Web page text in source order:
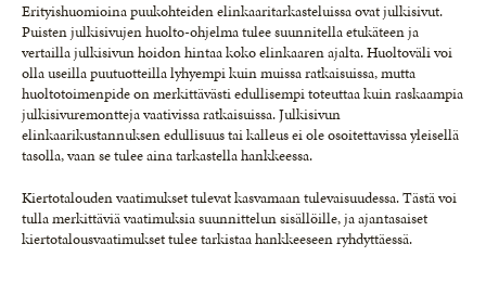
Erityishuomioina puukohteiden elinkaaritarkasteluissa ovat julkisivut.
Puisten julkisivujen huolto-ohjelma tulee suunnitella etukäteen ja
vertailla julkisivun hoidon hintaa koko elinkaaren ajalta. Huoltoväli voi
olla useilla puutuotteilla lyhyempi kuin muissa ratkaisuissa, mutta
huoltotoimenpide on merkittävästi edullisempi toteuttaa kuin raskaampia
julkisivuremontteja vaativissa ratkaisuissa. Julkisivun
elinkaarikustannuksen edullisuus tai kalleus ei ole osoitettavissa yleisellä
tasolla, vaan se tulee aina tarkastella hankkeessa.
Kiertotalouden vaatimukset tulevat kasvamaan tulevaisuudessa. Tästä voi
tulla merkittäviä vaatimuksia suunnittelun sisällöille, ja ajantasaiset
kiertotalousvaatimukset tulee tarkistaa hankkeeseen ryhdyttäessä.